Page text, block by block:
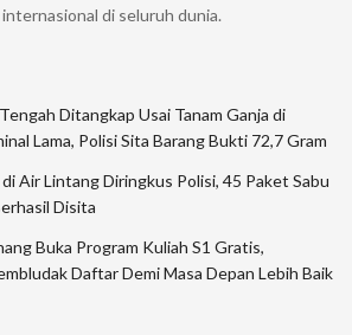
di seluruh dunia.
Ditangkap Usai Tanam Ganja di
Lama, Polisi Sita Barang Bukti 72,7 Gram
Air Lintang Diringkus Polisi, 45 Paket Sabu
Disita
Buka Program Kuliah S1 Gratis,
Daftar Demi Masa Depan Lebih Baik